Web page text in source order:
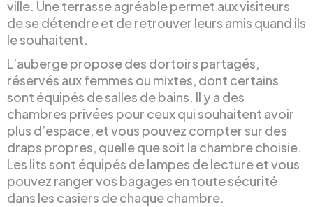
ville. Une terrasse agréable permet aux visiteurs
de se détendre et de retrouver leurs amis quand ils
le souhaitent.
L’auberge propose des dortoirs partagés,
réservés aux femmes ou mixtes, dont certains
sont équipés de salles de bains. Il y a des
chambres privées pour ceux qui souhaitent avoir
plus d’espace, et vous pouvez compter sur des
draps propres, quelle que soit la chambre choisie.
Les lits sont équipés de lampes de lecture et vous
pouvez ranger vos bagages en toute sécurité
dans les casiers de chaque chambre.